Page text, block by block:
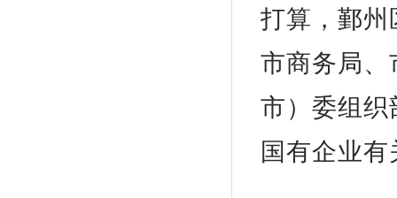
打算，鄞州
市商务局、
市）委组织
国有企业